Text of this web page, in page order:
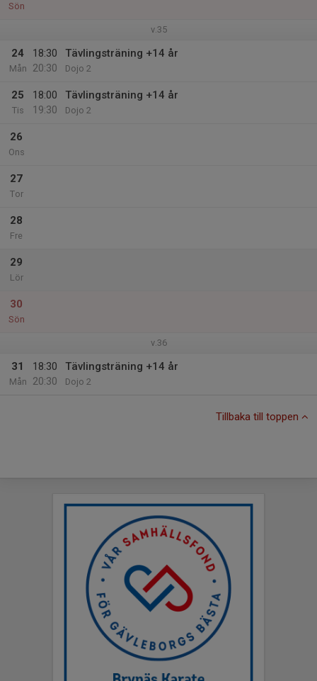
Sön
v.35
24
Mån
18:30
20:30
Tävlingsträning +14 år
Dojo 2
25
Tis
18:00
19:30
Tävlingsträning +14 år
Dojo 2
26
Ons
27
Tor
28
Fre
29
Lör
30
Sön
v.36
31
Mån
18:30
20:30
Tävlingsträning +14 år
Dojo 2
Tillbaka till toppen